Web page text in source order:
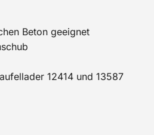
Beton geeignet
12414 und 13587